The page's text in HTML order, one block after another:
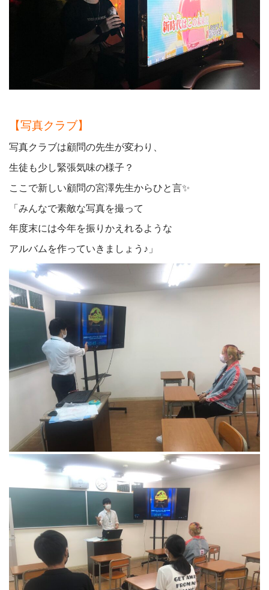
【写真クラブ】
写真クラブは顧問の先生が変わり、
生徒も少し緊張気味の様子？
ここで新しい顧問の宮澤先生からひと言✨
「みんなで素敵な写真を撮って
年度末には今年を振りかえれるような
アルバムを作っていきましょう♪」